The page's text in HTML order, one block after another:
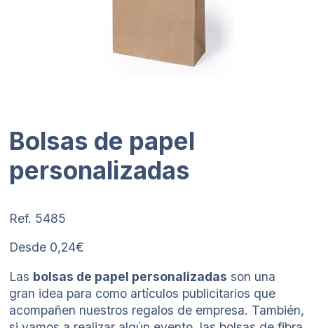
Bolsas de papel
personalizadas
Ref. 5485
Desde 0,24€
Las bolsas de papel personalizadas son una
gran idea para como artículos publicitarios que
acompañen nuestros regalos de empresa. También,